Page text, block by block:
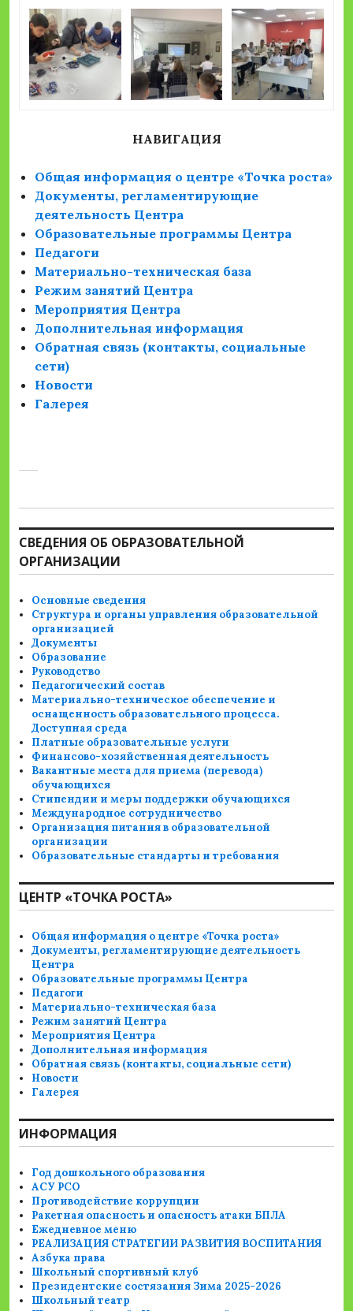
НАВИГАЦИЯ
Общая информация о центре «Точка роста»
Документы, регламентирующие
деятельность Центра
Образовательные программы Центра
Педагоги
Материально-техническая база
Режим занятий Центра
Мероприятия Центра
Дополнительная информация
Обратная связь (контакты, социальные
сети)
Новости
Галерея
СВЕДЕНИЯ ОБ ОБРАЗОВАТЕЛЬНОЙ
ОРГАНИЗАЦИИ
Основные сведения
Структура и органы управления образовательной
организацией
Документы
Образование
Руководство
Педагогический состав
Материально-техническое обеспечение и
оснащенность образовательного процесса.
Доступная среда
Платные образовательные услуги
Финансово-хозяйственная деятельность
Вакантные места для приема (перевода)
обучающихся
Стипендии и меры поддержки обучающихся
Международное сотрудничество
Организация питания в образовательной
организации
Образовательные стандарты и требования
ЦЕНТР «ТОЧКА РОСТА»
Общая информация о центре «Точка роста»
Документы, регламентирующие деятельность
Центра
Образовательные программы Центра
Педагоги
Материально-техническая база
Режим занятий Центра
Мероприятия Центра
Дополнительная информация
Обратная связь (контакты, социальные сети)
Новости
Галерея
ИНФОРМАЦИЯ
Год дошкольного образования
АСУ РСО
Противодействие коррупции
Ракетная опасность и опасность атаки БПЛА
Ежедневное меню
РЕАЛИЗАЦИЯ СТРАТЕГИИ РАЗВИТИЯ ВОСПИТАНИЯ
Азбука права
Школьный спортивный клуб
Президентские состязания Зима 2025-2026
Школьный театр